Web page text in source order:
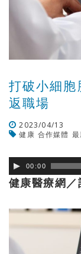
打破小細
返職場
2023/04/13
健康 合作媒體
00:00
健康醫療網